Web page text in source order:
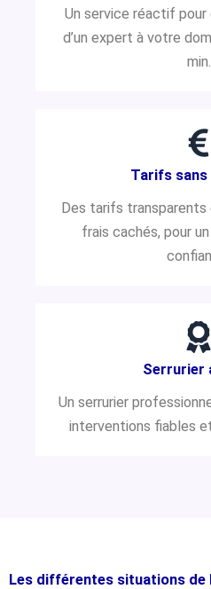
Un service réactif pour
d’un expert à votre
min.
Tarifs
Des tarifs
frais cachés, pour
Serrurier
Un serrurier
interventions fiables
Les différentes situations